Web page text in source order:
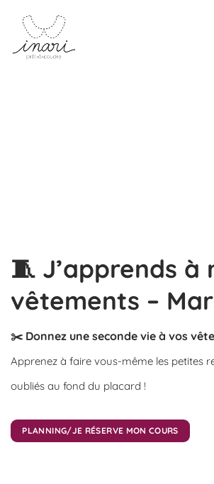
contenu
🧵 J’apprends à
vêtements –
✂️ Donnez une seconde vie à vos
Apprenez à faire vous-même les petites
oubliés au fond du placard !
PLANNING/JE RÉSERVE MON COURS